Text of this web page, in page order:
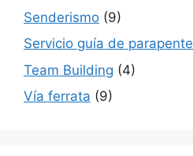
Senderismo (9)
Servicio guía de parapente
Team Building (4)
Vía ferrata (9)